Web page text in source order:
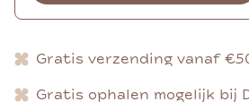
Gratis verzending vanaf
Gratis ophalen mogelijk bij